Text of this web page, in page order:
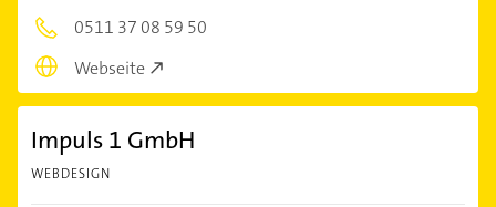
0511 37 08 59 50
Webseite
Impuls 1 GmbH
WEBDESIGN